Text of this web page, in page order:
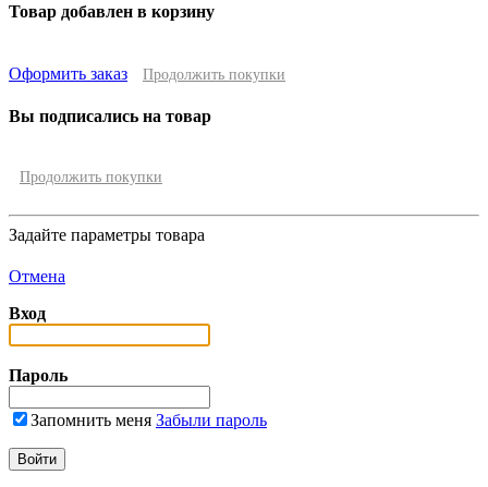
Товар добавлен в корзину
Оформить заказ Продолжить покупки
Вы подписались на товар
Продолжить покупки
Задайте параметры товара
Отмена
Вход
Пароль
Запомнить меня Забыли пароль